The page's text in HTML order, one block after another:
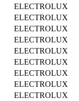
ELECTROLUX
ELECTROLUX
ELECTROLUX
ELECTROLUX
ELECTROLUX
ELECTROLUX
ELECTROLUX
ELECTROLUX
ELECTROLUX